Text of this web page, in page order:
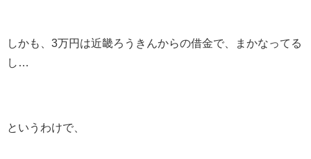
しかも、3万円は近畿ろうきんからの借金で、まかなってる
し…
というわけで、